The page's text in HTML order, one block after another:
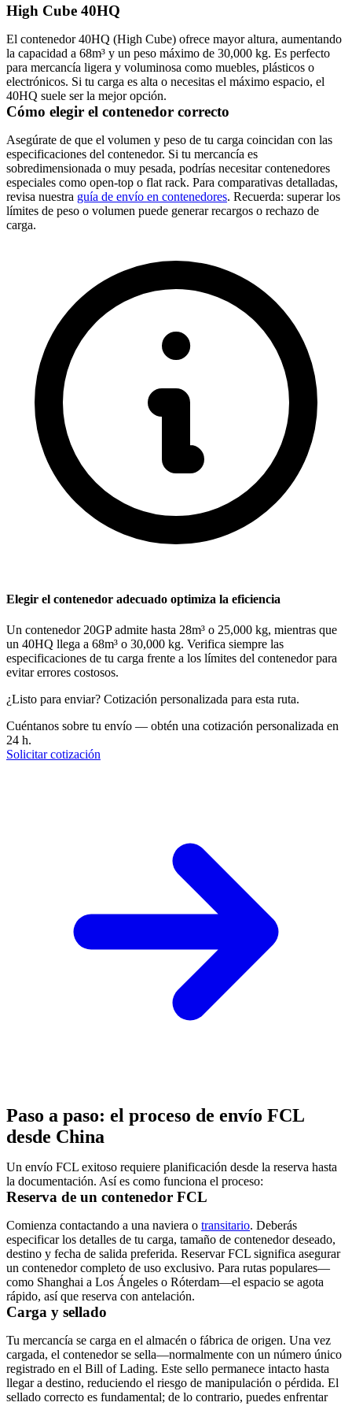
High Cube 40HQ
El contenedor40HQ (High Cube) ofrece mayor altura, aumentando
la capacidad a 68m³ y un peso máximo de 30,000 kg. Es perfecto
para mercancía ligera y voluminosa como muebles, plásticos o
electrónicos. Si tu carga es alta o necesitas el máximo espacio, el
40HQ suele ser la mejor opción.
Cómo elegir el contenedor correcto
Asegúrate de que el volumen y peso de tu carga coincidan con las
especificaciones del contenedor. Si tu mercancía es
sobredimensionada o muy pesada, podrías necesitar contenedores
especiales como open-top o flat rack. Para comparativas detalladas,
revisa nuestra guía de envío en contenedores. Recuerda: superar los
límites de peso o volumen puede generar recargos o rechazo de
carga.
Elegir el contenedor adecuado optimiza la eficiencia
Un contenedor 20GP admite hasta 28m³ o 25,000 kg, mientras que
un 40HQ llega a 68m³ o 30,000 kg. Verifica siempre las
especificaciones de tu carga frente a los límites del contenedor para
evitar errores costosos.
¿Listo para enviar? Cotización personalizada para esta ruta.
Cuéntanos sobre tu envío — obtén una cotización personalizada en
24 h.
Solicitar cotización
Paso a paso: el proceso de envío FCL
desde China
Un envío FCL exitoso requiere planificación desde la reserva hasta
la documentación. Así es como funciona el proceso:
Reserva de un contenedor FCL
Comienza contactando a una naviera o transitario. Deberás
especificar los detalles de tu carga, tamaño de contenedor deseado,
destino y fecha de salida preferida. Reservar FCL significa asegurar
un contenedor completo de uso exclusivo. Para rutas populares—
como Shanghai a Los Ángeles o Róterdam—el espacio se agota
rápido, así que reserva con antelación.
Carga y sellado
Tu mercancía se carga en el almacén o fábrica de origen. Una vez
cargada, el contenedor se sella—normalmente con un número único
registrado en el Bill of Lading. Este sello permanece intacto hasta
llegar a destino, reduciendo el riesgo de manipulación o pérdida. El
sellado correcto es fundamental; de lo contrario, puedes enfrentar